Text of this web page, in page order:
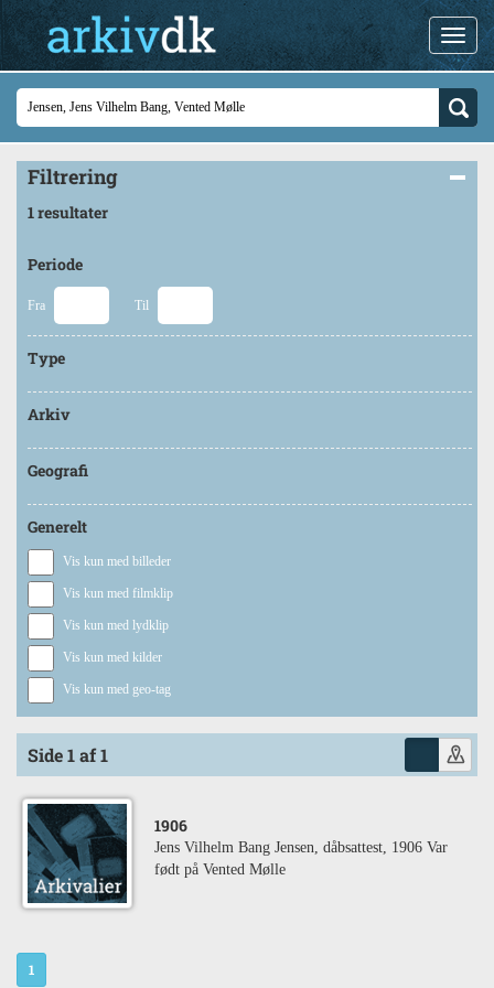
Filtrering
1 resultater
Periode
Fra Til
Type
Arkiv
Geografi
Generelt
Vis kun med billeder
Vis kun med filmklip
Vis kun med lydklip
Vis kun med kilder
Vis kun med geo-tag
Side 1 af 1
1906
Jens Vilhelm Bang Jensen, dåbsattest, 1906 Var
født på Vented Mølle
1